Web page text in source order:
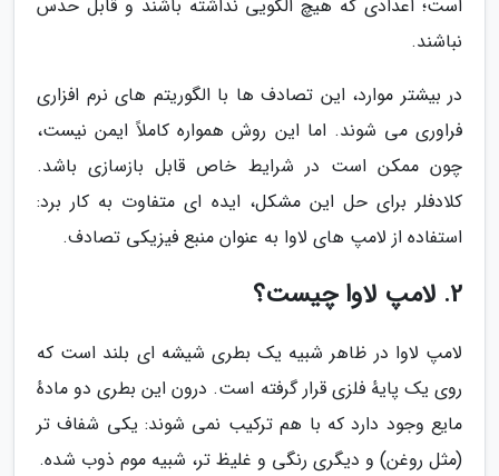
است؛ اعدادی که هیچ الگویی نداشته باشند و قابل حدس
نباشند.
در بیشتر موارد، این تصادف ها با الگوریتم های نرم افزاری
فراوری می شوند. اما این روش همواره کاملاً ایمن نیست،
چون ممکن است در شرایط خاص قابل بازسازی باشد.
کلادفلر برای حل این مشکل، ایده ای متفاوت به کار برد:
استفاده از لامپ های لاوا به عنوان منبع فیزیکی تصادف.
2. لامپ لاوا چیست؟
لامپ لاوا در ظاهر شبیه یک بطری شیشه ای بلند است که
روی یک پایهٔ فلزی قرار گرفته است. درون این بطری دو مادهٔ
مایع وجود دارد که با هم ترکیب نمی شوند: یکی شفاف تر
(مثل روغن) و دیگری رنگی و غلیظ تر، شبیه موم ذوب شده.